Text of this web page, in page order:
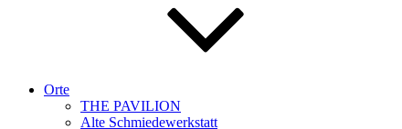
Orte
THE PAVILION
Alte Schmiedewerkstatt